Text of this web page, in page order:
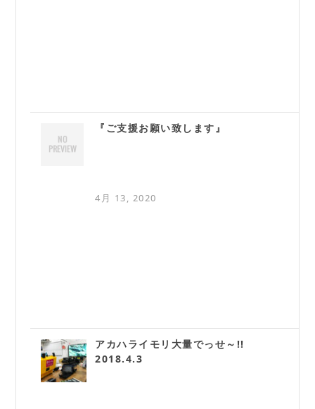
『ご支援お願い致します』
4月 13, 2020
アカハライモリ大量でっせ～!!
2018.4.3